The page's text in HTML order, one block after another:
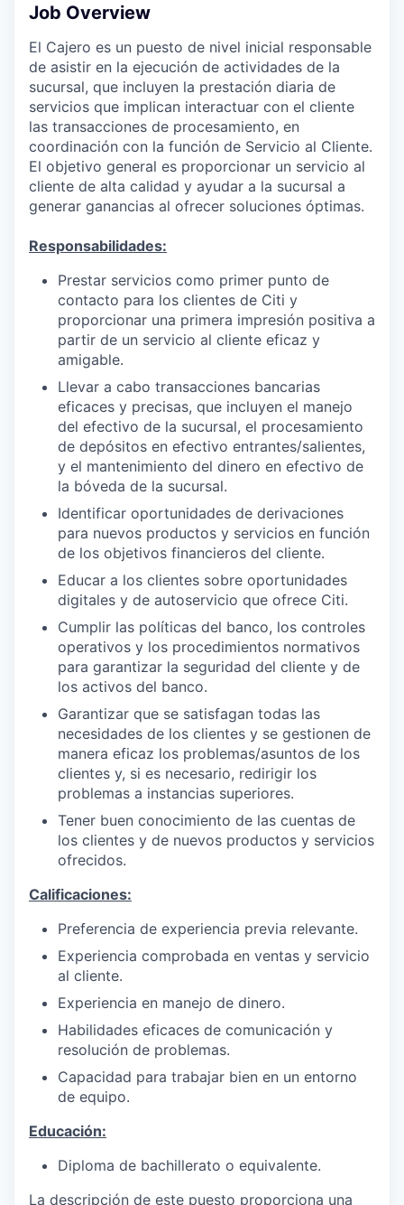
Job Overview
El Cajero es un puesto de nivel inicial responsable
de asistir en la ejecución de actividades de la
sucursal, que incluyen la prestación diaria de
servicios que implican interactuar con el cliente
las transacciones de procesamiento, en
coordinación con la función de Servicio al Cliente.
El objetivo general es proporcionar un servicio al
cliente de alta calidad y ayudar a la sucursal a
generar ganancias al ofrecer soluciones óptimas.
Responsabilidades:
Prestar servicios como primer punto de
contacto para los clientes de Citi y
proporcionar una primera impresión positiva a
partir de un servicio al cliente eficaz y
amigable.
Llevar a cabo transacciones bancarias
eficaces y precisas, que incluyen el manejo
del efectivo de la sucursal, el procesamiento
de depósitos en efectivo entrantes/salientes,
y el mantenimiento del dinero en efectivo de
la bóveda de la sucursal.
Identificar oportunidades de derivaciones
para nuevos productos y servicios en función
de los objetivos financieros del cliente.
Educar a los clientes sobre oportunidades
digitales y de autoservicio que ofrece Citi.
Cumplir las políticas del banco, los controles
operativos y los procedimientos normativos
para garantizar la seguridad del cliente y de
los activos del banco.
Garantizar que se satisfagan todas las
necesidades de los clientes y se gestionen de
manera eficaz los problemas/asuntos de los
clientes y, si es necesario, redirigir los
problemas a instancias superiores.
Tener buen conocimiento de las cuentas de
los clientes y de nuevos productos y servicios
ofrecidos.
Calificaciones:
Preferencia de experiencia previa relevante.
Experiencia comprobada en ventas y servicio
al cliente.
Experiencia en manejo de dinero.
Habilidades eficaces de comunicación y
resolución de problemas.
Capacidad para trabajar bien en un entorno
de equipo.
Educación:
Diploma de bachillerato o equivalente.
La descripción de este puesto proporciona una